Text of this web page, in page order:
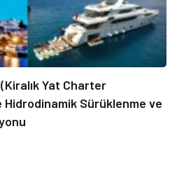
Yat Charter
Sürüklenme ve